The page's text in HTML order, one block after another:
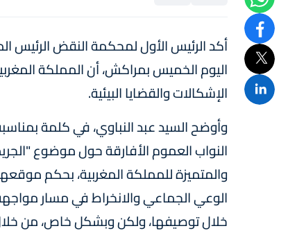
أكد الرئيس الأول لمحكمة النقض الرئيس
اليوم الخميس بمراكش، أن المملكة
الإشكالات والقضايا البيئية.
النواب العموم الأفارقة حول موضوع
والمتميزة للمملكة المغربية، بحكم
الوعي الجماعي والانخراط في مسار
خلال توصيفها، ولكن وبشكل خاص، من